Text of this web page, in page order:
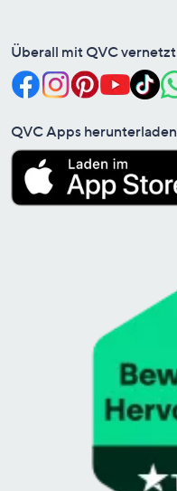
Überall mit QVC vernetzt
QVC Apps herunterladen